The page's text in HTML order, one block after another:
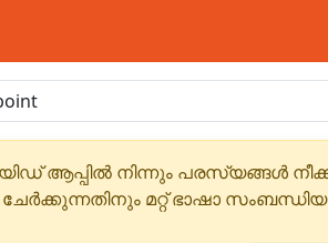
ആപ്പിൽ നിന്നും പരസ്യങ്ങൾ
മറ്റ് ഭാഷാ